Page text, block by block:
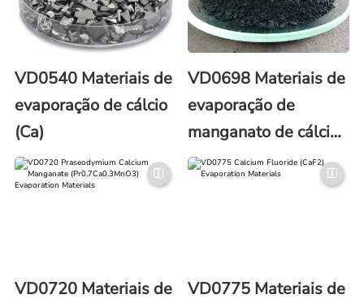
VD0540 Materiais de
evaporação de cálcio
(Ca)
VD0698 Materiais de
evaporação de
manganato de cálcio
e lantânio
(La0.67Ca0.33MnO3)
VD0720 Materiais de
VD0775 Materiais de